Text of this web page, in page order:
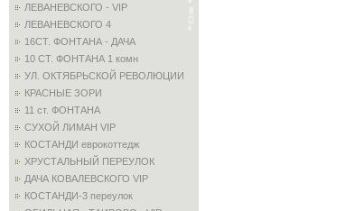
ЛЕВАНЕВСКОГО - VIP
ЛЕВАНЕВСКОГО 4
16СТ. ФОНТАНА - ДАЧА
10 СТ. ФОНТАНА 1 комн
УЛ. ОКТЯБРЬСКОЙ РЕВОЛЮЦИИ
КРАСНЫЕ ЗОРИ
11 ст. ФОНТАНА
СУХОЙ ЛИМАН VIP
КОСТАНДИ еврокоттедж
ХРУСТАЛЬНЫЙ ПЕРЕУЛОК
ДАЧА КОВАЛЕВСКОГО VIP
КОСТАНДИ-3 переулок